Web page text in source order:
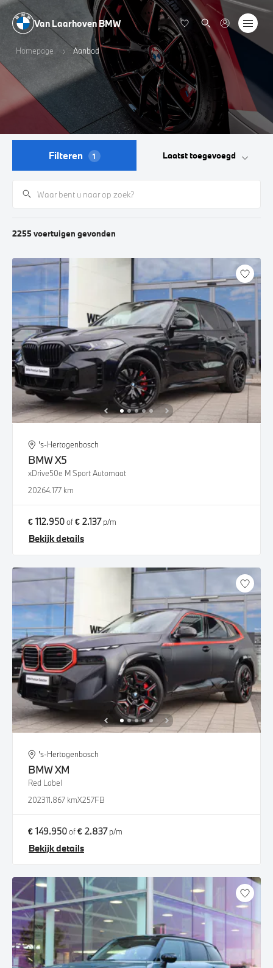
Van Laarhoven BMW
Homepage Aanbod
Filteren 1 Laatst toegevoegd
2255 voertuigen gevonden
's-Hertogenbosch
BMWX5
xDrive50e M Sport Automaat
20264.177 km
€ 112.950of€ 2.137p/m
Bekijk details
's-Hertogenbosch
BMWXM
Red Label
202311.867 kmX257FB
€ 149.950of€ 2.837p/m
Bekijk details